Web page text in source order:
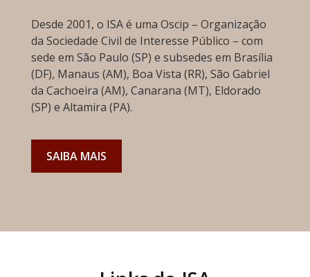
Desde 2001, o ISA é uma Oscip – Organização
da Sociedade Civil de Interesse Público – com
sede em São Paulo (SP) e subsedes em Brasília
(DF), Manaus (AM), Boa Vista (RR), São Gabriel
da Cachoeira (AM), Canarana (MT), Eldorado
(SP) e Altamira (PA).
SAIBA MAIS